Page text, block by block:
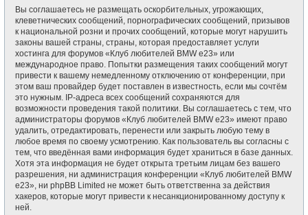
Вы соглашаетесь не размещать оскорбительных, угрожающих,
клеветнических сообщений, порнографических сообщений, призывов
к национальной розни и прочих сообщений, которые могут нарушить
законы вашей страны, страны, которая предоставляет услуги
хостинга для форумов «Клуб любителей BMW e23» или
международное право. Попытки размещения таких сообщений могут
привести к вашему немедленному отключению от конференции, при
этом ваш провайдер будет поставлен в известность, если мы сочтём
это нужным. IP-адреса всех сообщений сохраняются для
возможности проведения такой политики. Вы соглашаетесь с тем, что
администраторы форумов «Клуб любителей BMW e23» имеют право
удалить, отредактировать, перенести или закрыть любую тему в
любое время по своему усмотрению. Как пользователь вы согласны с
тем, что введённая вами информация будет храниться в базе данных.
Хотя эта информация не будет открыта третьим лицам без вашего
разрешения, ни администрация конференции «Клуб любителей BMW
e23», ни phpBB Limited не может быть ответственна за действия
хакеров, которые могут привести к несанкционированному доступу к
ней.